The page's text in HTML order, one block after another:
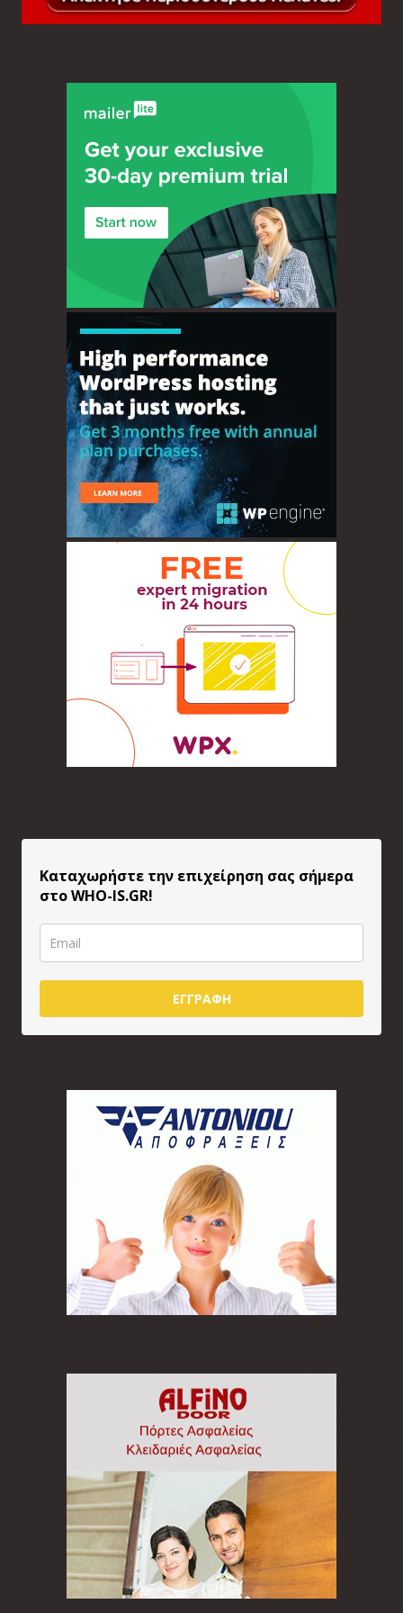
Καταχωρήστε την επιχείρηση σας σήμερα
στο WHO-IS.GR!
ΕΓΓΡΑΦΗ